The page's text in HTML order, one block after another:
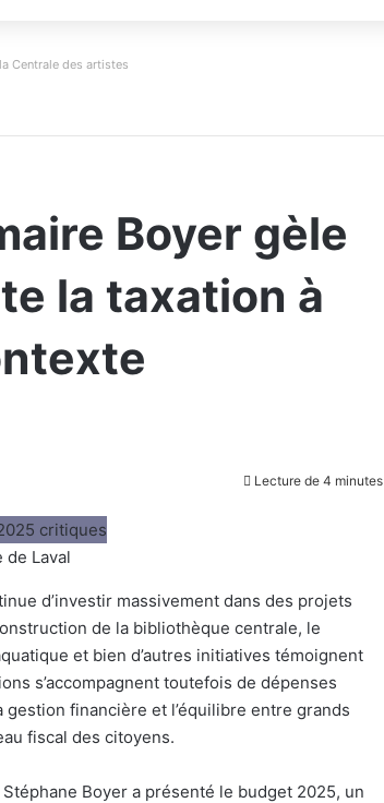
Centrale des artistes
Boyer gèle
la taxation à
Lecture de 4 minutes
de Laval
d’investir massivement dans des projets
de la bibliothèque centrale, le
et bien d’autres initiatives témoignent
s’accompagnent toutefois de dépenses
financière et l’équilibre entre grands
fiscal des citoyens.
Boyer a présenté le budget 2025, un